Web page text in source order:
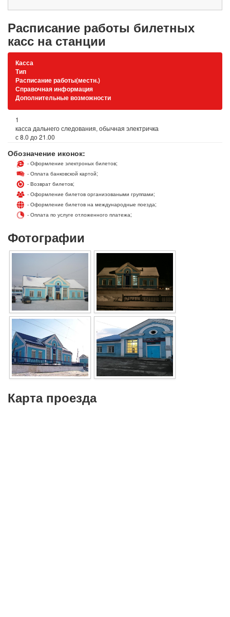
Расписание работы билетных
касс на станции
Касса
Тип
Расписание работы(местн.)
Справочная информация
Дополнительные возможности
1
касса дальнего следования, обычная электричка
с 8.0 до 21.00
Обозначение иконок:
- Оформление электроных билетов;
- Оплата банковской картой;
- Возврат билетов;
- Оформление билетов организоваными группами;
- Оформление билетов на международные поезда;
- Оплата по услуге отложенного платежа;
Фотографии
Карта проезда